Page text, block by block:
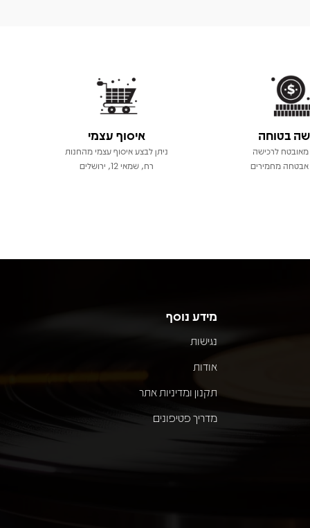
בטוחה
לרכישה
אבטחה מחמירים
איסוף עצמי
ניתן לבצע איסוף עצמי מהחנות
רח, שמאי 12, ירושלים
מידע נוסף
נגישות
אודות
תקנון ומדיניות אתר
מדריך פטיפונים